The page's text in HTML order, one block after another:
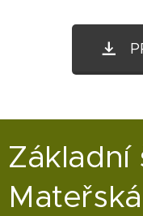
Základní